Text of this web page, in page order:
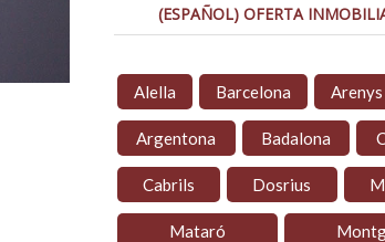
(ESPAÑOL) OFERTA
Alella Barcelona
Argentona Badalona
Cabrils Dosrius
Mataró